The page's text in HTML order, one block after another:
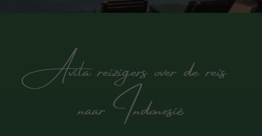
Avila reizigers over de reis
naar Indonesië